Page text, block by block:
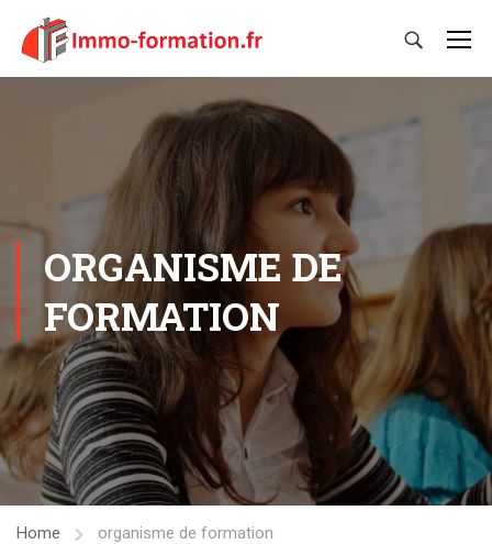
ORGANISME DE
FORMATION
Home organisme de formation